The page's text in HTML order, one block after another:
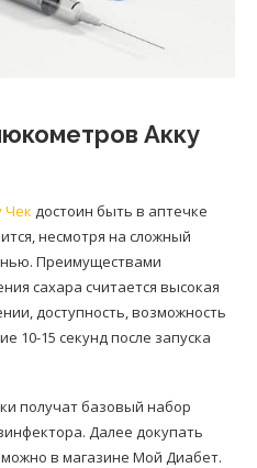
Акку
Чек достоин быть в аптечке
несмотря на сложный
Преимуществами
сахара считается высокая
доступность, возможность
10-15 секунд после запуска
получат базовый набор
Далее докупать
в магазине Мой Диабет.